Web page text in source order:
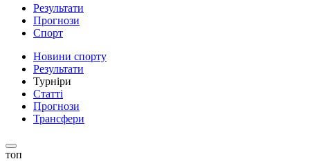
Результати
Прогнози
Спорт
Новини спорту
Результати
Турніри
Статті
Прогнози
Трансфери
топ